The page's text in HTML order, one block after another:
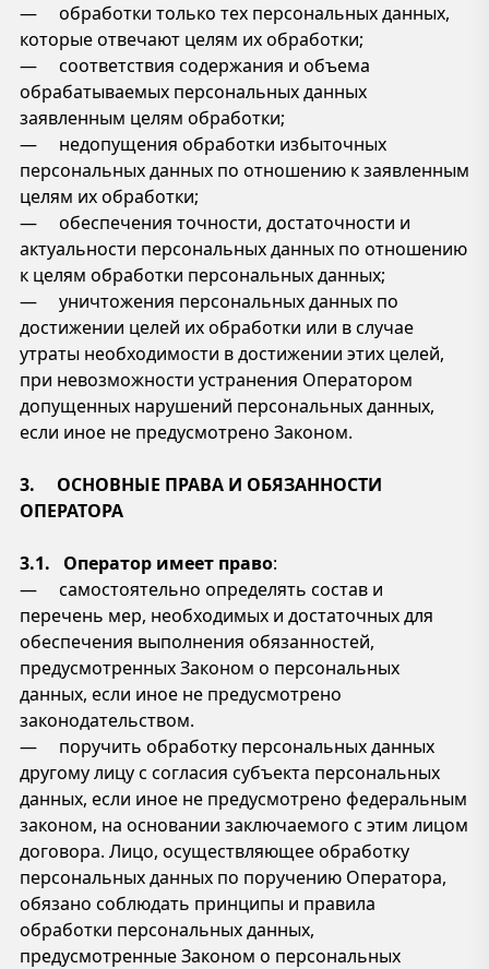
— обработки только тех персональных данных,
которые отвечают целям их обработки;
— соответствия содержания и объема
обрабатываемых персональных данных
заявленным целям обработки;
— недопущения обработки избыточных
персональных данных по отношению к заявленным
целям их обработки;
— обеспечения точности, достаточности и
актуальности персональных данных по отношению
к целям обработки персональных данных;
— уничтожения персональных данных по
достижении целей их обработки или в случае
утраты необходимости в достижении этих целей,
при невозможности устранения Оператором
допущенных нарушений персональных данных,
если иное не предусмотрено Законом.
3. ОСНОВНЫЕ ПРАВА И ОБЯЗАННОСТИ
ОПЕРАТОРА
3.1. Оператор имеет право:
— самостоятельно определять состав и
перечень мер, необходимых и достаточных для
обеспечения выполнения обязанностей,
предусмотренных Законом о персональных
данных, если иное не предусмотрено
законодательством.
— поручить обработку персональных данных
другому лицу с согласия субъекта персональных
данных, если иное не предусмотрено федеральным
законом, на основании заключаемого с этим лицом
договора. Лицо, осуществляющее обработку
персональных данных по поручению Оператора,
обязано соблюдать принципы и правила
обработки персональных данных,
предусмотренные Законом о персональных